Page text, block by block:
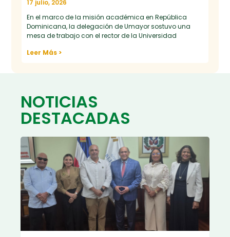
17 julio, 2026
En el marco de la misión académica en República
Dominicana, la delegación de Umayor sostuvo una
mesa de trabajo con el rector de la Universidad
Leer Más >
NOTICIAS
DESTACADAS